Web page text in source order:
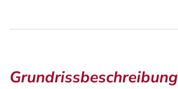
Grundrissbeschreibung